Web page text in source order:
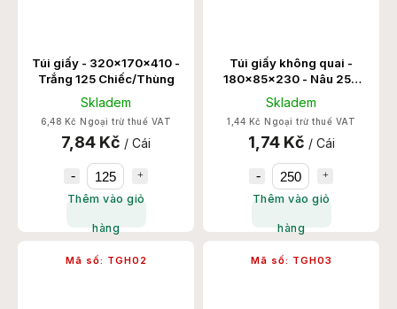
Túi giấy - 320x170x410 -
Trắng 125 Chiếc/Thùng
Skladem
6,48 Kč Ngoại trừ thuế VAT
7,84 Kč / Cái
Thêm vào giỏ
hàng
Túi giấy không quai -
180x85x230 - Nâu 250
Chiếc/Thùng
Skladem
1,44 Kč Ngoại trừ thuế VAT
1,74 Kč / Cái
Thêm vào giỏ
hàng
Mã số: TGH02 Mã số: TGH03